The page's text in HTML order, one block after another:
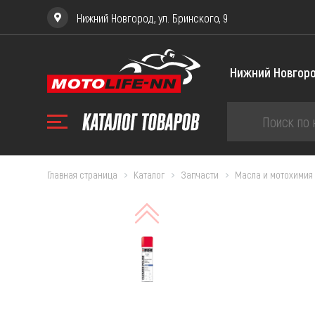
Нижний Новгород, ул. Бринского, 9
Главная страница Каталог Запчасти Масла и мотохимия